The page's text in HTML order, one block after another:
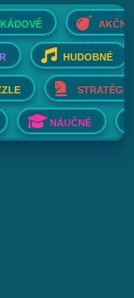
AKČNÉ
HUDOBNÉ
STRATÉGIE
NÁUČNÉ